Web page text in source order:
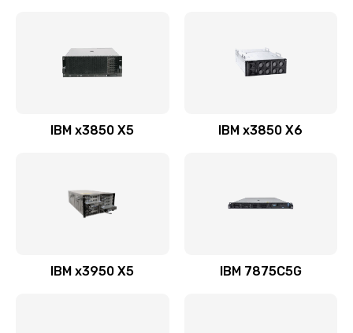
IBM x3850 X5 IBM x3850 X6
IBM x3950 X5 IBM 7875C5G